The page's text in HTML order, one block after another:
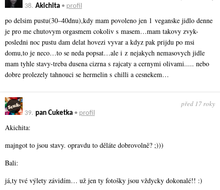
38. Akichita • profil
po delsim pustu(30–40dnu),kdy mam povoleno jen 1 veganske jidlo denne
je pro me chutovym orgasmem cokoliv s masem…mam takovy zvyk-
posledni noc pustu dam delat hovezi vyvar a kdyz pak prijdu po msi
domu,to je neco…to se neda popsat…ale i z nejakych nemasovych jidle
mam tyhle stavy-treba dusena cizrna s rajcaty a cernymi olivami..... nebo
dobre prolezely tahnouci se hermelin s chilli a cesnekem…
39. pan Cuketka • profil
před 17 roky
Akichita:
majngot to jsou stavy. opravdu to děláte dobrovolně? ;)))
Bali:
já,ty tvé výlety závidím… už jen ty fotošky jsou vždycky dokonalé!! :)